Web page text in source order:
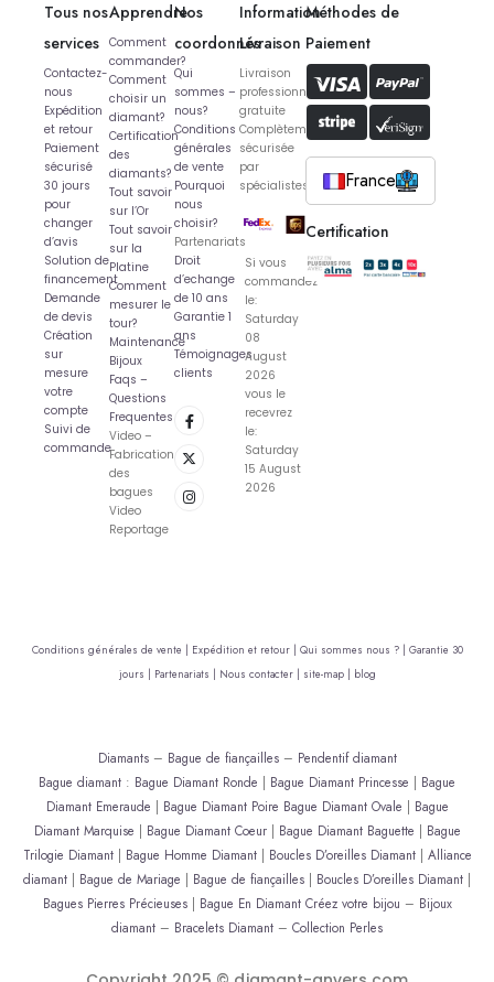
Tous nos
services
Contactez-
nous
Expédition
et retour
Paiement
sécurisé
30 jours
pour
changer
d’avis
Solution de
financement
Demande
de devis
Création
sur
mesure
votre
compte
Suivi de
commande
Apprendre
Comment
commander?
Comment
choisir un
diamant?
Certification
des
diamants?
Tout savoir
sur l’Or
Tout savoir
sur la
Platine
Comment
mesurer le
tour?
Maintenance
Bijoux
Faqs –
Questions
Frequentes
Video –
Fabrication
des
bagues
Video
Reportage
Nos
coordonnés
Qui
sommes –
nous?
Conditions
générales
de vente
Pourquoi
nous
choisir?
Partenariats
Droit
d’echange
de 10 ans
Garantie 1
ans
Témoignages
clients
Information
Livraison
Livraison
professionnelle
gratuite
Complètement
sécurisée
par
spécialistes
Si vous
commandez
le:
Saturday
08
August
2026
vous le
recevrez
le:
Saturday
15 August
2026
Méthodes de
Paiement
France
Certification
Conditions générales de vente | Expédition et retour | Qui sommes nous ? | Garantie 30
jours | Partenariats | Nous contacter | site-map | blog
Diamants– Bague de fiançailles– Pendentif diamant
Bague diamant : Bague Diamant Ronde | Bague Diamant Princesse | Bague
Diamant Emeraude | Bague Diamant Poire Bague Diamant Ovale | Bague
Diamant Marquise | Bague Diamant Coeur| Bague Diamant Baguette | Bague
Trilogie Diamant| Bague Homme Diamant| Boucles D’oreilles Diamant| Alliance
diamant | Bague de Mariage | Bague de fiançailles | Boucles D’oreilles Diamant |
Bagues Pierres Précieuses| Bague En Diamant Créez votre bijou – Bijoux
diamant – Bracelets Diamant – Collection Perles